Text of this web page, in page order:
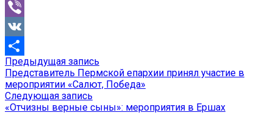
Mail.Ru
Viber
VK
Отправить
Навигация
по
записям
Предыдущая запись
запись:
Представитель Пермской епархии принял участие в
мероприятии «Салют, Победа»
Следующая запись
запись:
«Отчизны верные сыны»: мероприятия в Ершах